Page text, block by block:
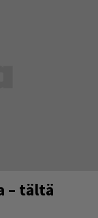
– tältä